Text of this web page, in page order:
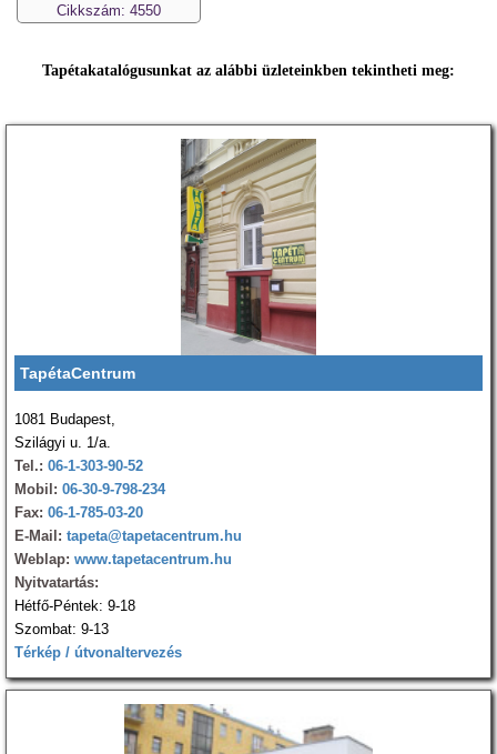
Cikkszám: 4550
Tapétakatalógusunkat az alábbi üzleteinkben tekintheti meg:
TapétaCentrum
1081 Budapest,
Szilágyi u. 1/a.
Tel.: 06-1-303-90-52
Mobil: 06-30-9-798-234
Fax: 06-1-785-03-20
E-Mail: tapeta@tapetacentrum.hu
Weblap: www.tapetacentrum.hu
Nyitvatartás:
Hétfő-Péntek: 9-18
Szombat: 9-13
Térkép / útvonaltervezés